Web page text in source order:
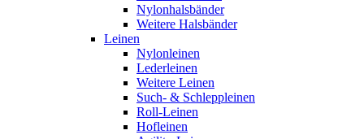
Nylonhalsbänder
Weitere Halsbänder
Leinen
Nylonleinen
Lederleinen
Weitere Leinen
Such- & Schleppleinen
Roll-Leinen
Hofleinen